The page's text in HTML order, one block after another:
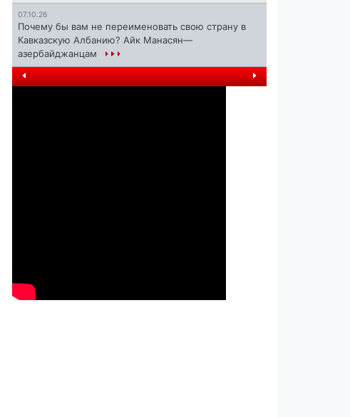
07.10.26
Почему бы вам не переименовать свою страну в
Кавказскую Албанию? Айк Манасян—
азербайджанцам